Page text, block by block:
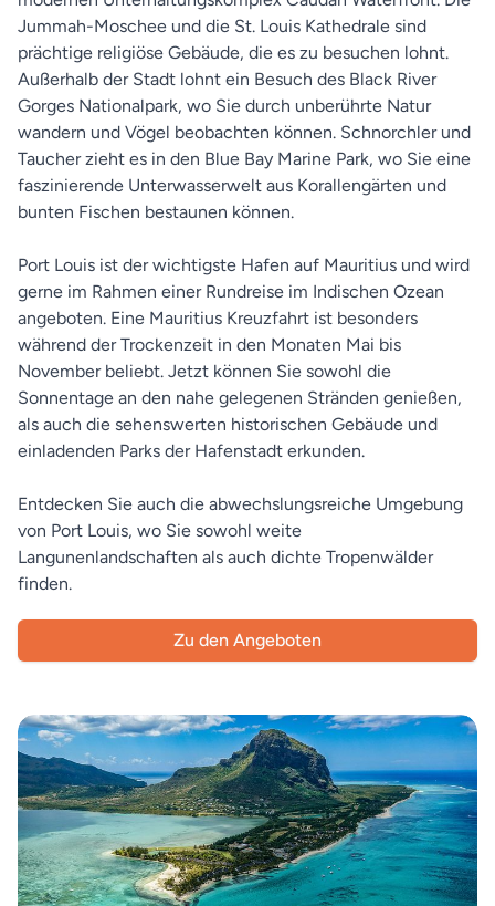
Jummah-Moschee und die St. Louis Kathedrale sind
prächtige religiöse Gebäude, die es zu besuchen lohnt.
Außerhalb der Stadt lohnt ein Besuch des Black River
Gorges Nationalpark, wo Sie durch unberührte Natur
wandern und Vögel beobachten können. Schnorchler und
Taucher zieht es in den Blue Bay Marine Park, wo Sie eine
faszinierende Unterwasserwelt aus Korallengärten und
bunten Fischen bestaunen können.
Port Louis ist der wichtigste Hafen auf Mauritius und wird
gerne im Rahmen einer Rundreise im Indischen Ozean
angeboten. Eine Mauritius Kreuzfahrt ist besonders
während der Trockenzeit in den Monaten Mai bis
November beliebt. Jetzt können Sie sowohl die
Sonnentage an den nahe gelegenen Stränden genießen,
als auch die sehenswerten historischen Gebäude und
einladenden Parks der Hafenstadt erkunden.
Entdecken Sie auch die abwechslungsreiche Umgebung
von Port Louis, wo Sie sowohl weite
Langunenlandschaften als auch dichte Tropenwälder
finden.
Zu den Angeboten